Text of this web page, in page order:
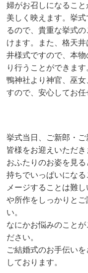
婦がお召しになるこ
美しく映えます。挙
るので、貴重な挙式
けます。また、格天
井様式ですので、本
り行うことができま
鴨神社より神官、巫
すので、安心してお任
挙式当日、ご新郎・
皆様をお迎えいただ
おふたりのお姿を見
持ちでいっぱいにな
メージすることは難
や所作をしっかりと
い。
なにかお悩みのこと
ださい。
ご結婚式のお手伝い
しております。